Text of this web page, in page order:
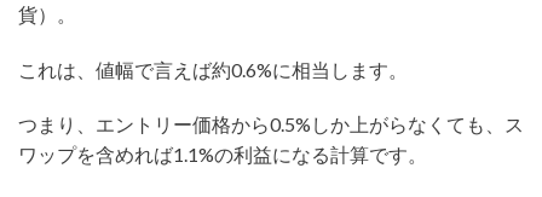
貨）。
これは、値幅で言えば約0.6%に相当します。
つまり、エントリー価格から0.5%しか上がらなくても、ス
ワップを含めれば1.1%の利益になる計算です。